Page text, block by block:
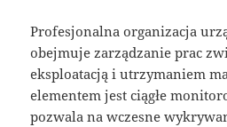
Profesjonalna organizacja
obejmuje zarządzanie prac
eksploatacją i utrzymaniem
elementem jest ciągłe
pozwala na wczesne